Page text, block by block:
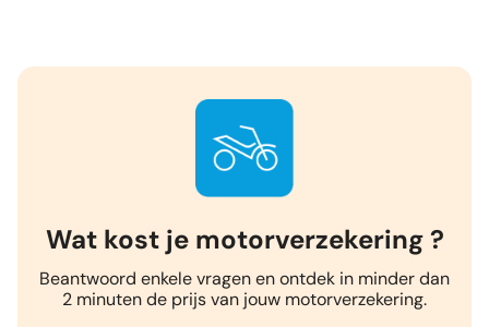
Wat kost je motorverzekering ?
Beantwoord enkele vragen en ontdek in minder dan
2 minuten de prijs van jouw motorverzekering.